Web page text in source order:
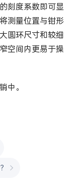
刻度系数即可显
测量位置与钳形
圆环尺寸和较细
空间内更易于操
中。